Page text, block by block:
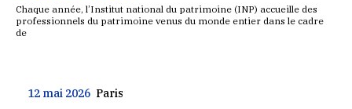
Chaque année, l’Institut national du patrimoine (INP) accueille des
professionnels du patrimoine venus du monde entier dans le cadre
de
12 mai 2026 Paris